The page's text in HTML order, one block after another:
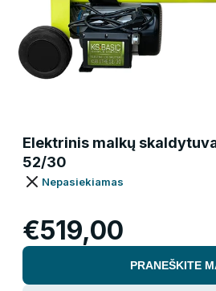
Elektrinis malkų
52/30
Nepasiekiamas
€519,00
PRANEŠKITE